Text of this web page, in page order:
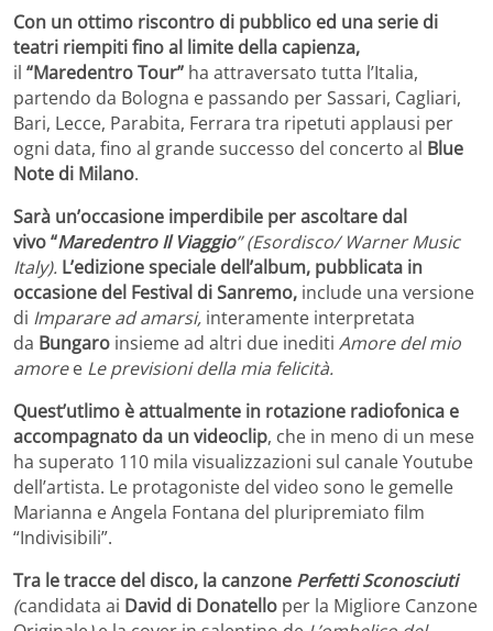
Con un ottimo riscontro di pubblico ed una serie di
teatri riempiti fino al limite della capienza,
il “Maredentro Tour” ha attraversato tutta l’Italia,
partendo da Bologna e passando per Sassari, Cagliari,
Bari, Lecce, Parabita, Ferrara tra ripetuti applausi per
ogni data, fino al grande successo del concerto al Blue
Note di Milano.
Sarà un’occasione imperdibile per ascoltare dal
vivo “Maredentro Il Viaggio” (Esordisco/ Warner Music
Italy). L’edizione speciale dell’album, pubblicata in
occasione del Festival di Sanremo, include una versione
di Imparare ad amarsi, interamente interpretata
da Bungaro insieme ad altri due inediti Amore del mio
amoree Le previsioni della mia felicità.
Quest’utlimo è attualmente in rotazione radiofonica e
accompagnato da un videoclip, che in meno di un mese
ha superato 110 mila visualizzazioni sul canale Youtube
dell’artista. Le protagoniste del video sono le gemelle
Marianna e Angela Fontana del pluripremiato film
“Indivisibili”.
Tra le tracce del disco, la canzone Perfetti Sconosciuti
(candidata ai David di Donatello per la Migliore Canzone